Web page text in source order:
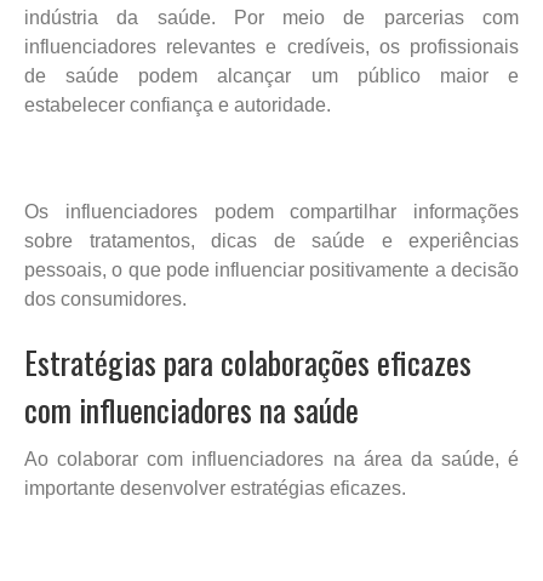
indústria da saúde. Por meio de parcerias com
influenciadores relevantes e credíveis, os profissionais
de saúde podem alcançar um público maior e
estabelecer confiança e autoridade.
Os influenciadores podem compartilhar informações
sobre tratamentos, dicas de saúde e experiências
pessoais, o que pode influenciar positivamente a decisão
dos consumidores.
Estratégias para colaborações eficazes
com influenciadores na saúde
Ao colaborar com influenciadores na área da saúde, é
importante desenvolver estratégias eficazes.